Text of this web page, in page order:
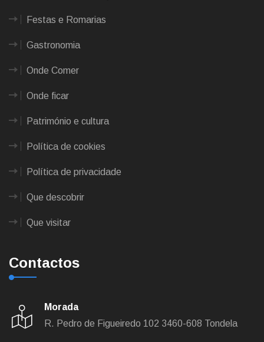
Festas e Romarias
Gastronomia
Onde Comer
Onde ficar
Património e cultura
Política de cookies
Política de privacidade
Que descobrir
Que visitar
Contactos
Morada
R. Pedro de Figueiredo 102 3460-608 Tondela